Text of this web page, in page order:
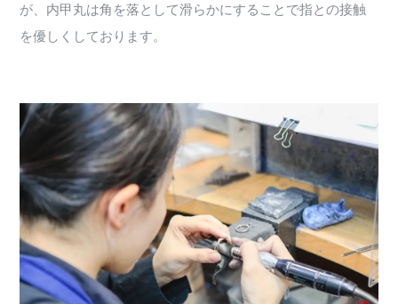
が、内甲丸は角を落として滑らかにすることで指との接触
を優しくしております。